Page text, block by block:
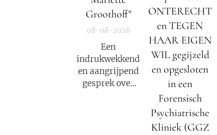
Groothoff"
08-08-2026
Een
indrukwekkend
en aangrijpend
gesprek over
ONTERECHT
en TEGEN
HAAR EIGEN
WIL gegijzeld
en opgesloten
in een
Forensisch
Psychiatrische
Kliniek (GGZ